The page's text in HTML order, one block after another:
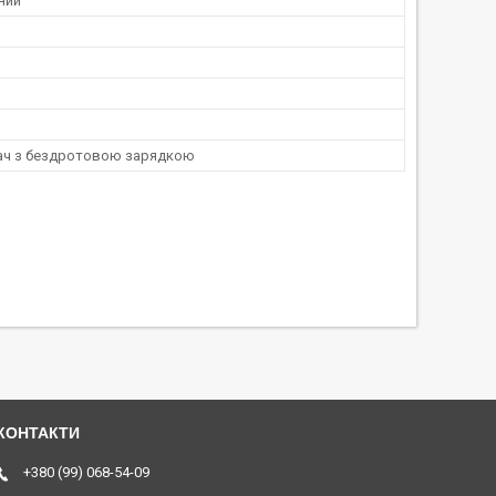
з бездротовою зарядкою
+380 (99) 068-54-09